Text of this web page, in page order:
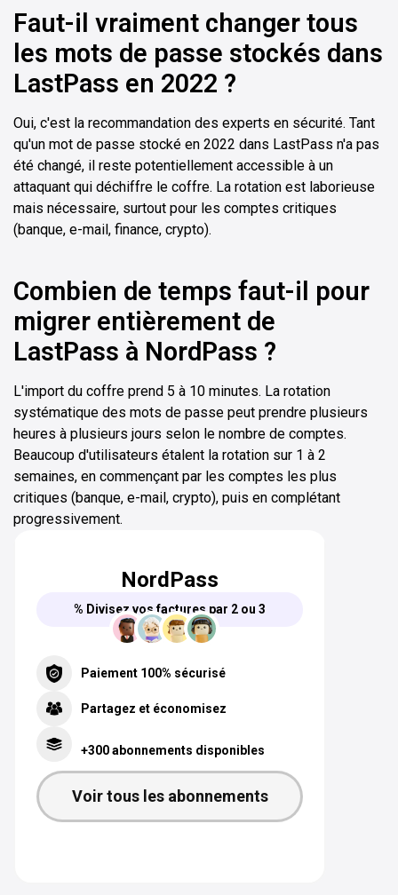
Faut-il vraiment changer tous
les mots de passe stockés dans
LastPass en 2022 ?
Oui, c'est la recommandation des experts en sécurité. Tant
qu'un mot de passe stocké en 2022 dans LastPass n'a pas
été changé, il reste potentiellement accessible à un
attaquant qui déchiffre le coffre. La rotation est laborieuse
mais nécessaire, surtout pour les comptes critiques
(banque, e-mail, finance, crypto).
Combien de temps faut-il pour
migrer entièrement de
LastPass à NordPass ?
L'import du coffre prend 5 à 10 minutes. La rotation
systématique des mots de passe peut prendre plusieurs
heures à plusieurs jours selon le nombre de comptes.
Beaucoup d'utilisateurs étalent la rotation sur 1 à 2
semaines, en commençant par les comptes les plus
critiques (banque, e-mail, crypto), puis en complétant
progressivement.
NordPass
% Divisez vos factures par 2 ou 3
Paiement 100% sécurisé
Partagez et économisez
+300 abonnements disponibles
Voir tous les abonnements